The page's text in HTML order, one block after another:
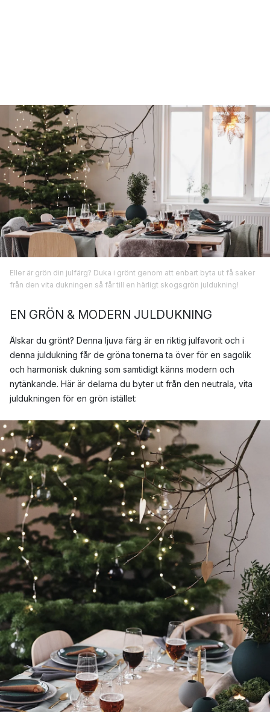
Eller är grön din julfärg? Duka i grönt genom att enbart byta ut få saker
från den vita dukningen så får till en härligt skogsgrön juldukning!
EN GRÖN & MODERN JULDUKNING
Älskar du grönt? Denna ljuva färg är en riktig julfavorit och i
denna juldukning får de gröna tonerna ta över för en sagolik
och harmonisk dukning som samtidigt känns modern och
nytänkande. Här är delarna du byter ut från den neutrala, vita
juldukningen för en grön istället: